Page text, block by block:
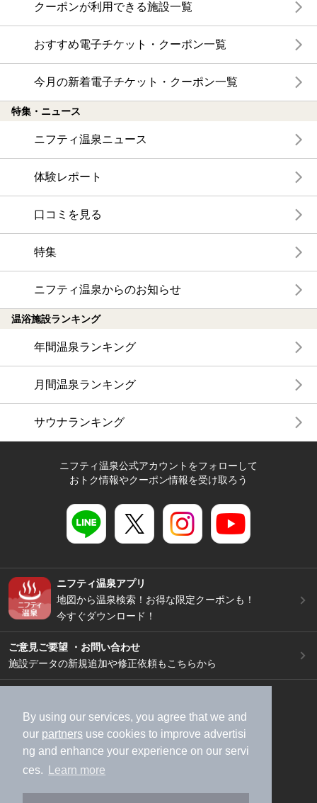
By using our services, you agree that we and
our partners use cookies to improve advertisi
ng and enhance your experience on our servi
ces.
Learn more
クーポンが利用できる施設一覧
おすすめ電子チケット・クーポン一覧
今月の新着電子チケット・クーポン一覧
特集・ニュース
ニフティ温泉ニュース
体験レポート
口コミを見る
特集
ニフティ温泉からのお知らせ
温浴施設ランキング
年間温泉ランキング
月間温泉ランキング
サウナランキング
ニフティ温泉公式アカウントをフォローして
おトク情報やクーポン情報を受け取ろう
ニフティ温泉アプリ
地図から温泉検索！お得な限定クーポンも！
今すぐダウンロード！
ご意見ご要望 ・お問い合わせ
施設データの新規追加や修正依頼もこちらから
加盟店募集（資料請求）
広告出稿のご案内
利用規約
ライフスタイルMEMBERS+規約
特定商取引法に基づく表記
ヘルプ
採用情報
運営会社